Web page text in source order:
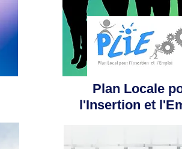
Plan Locale
l'Insertion et